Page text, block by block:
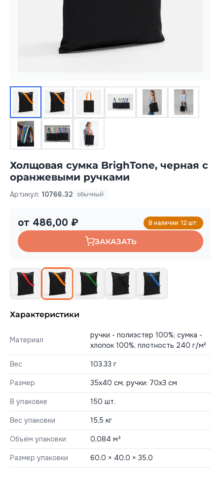
Холщовая сумка BrighTone, черная с
оранжевыми ручками
Артикул: 10766.32 обычный
от 486,00 ₽ В наличии: 12 шт.
ЗАКАЗАТЬ
Характеристики
Материал
ручки - полиэстер 100%; сумка -
хлопок 100%, плотность 240 г/м²
Вес 103.33 г
Размер 35х40 см, ручки: 70х3 см
В упаковке 150 шт.
Вес упаковки 15,5 кг
Объём упаковки 0,084 м³
Размер упаковки 60.0 × 40.0 × 35.0